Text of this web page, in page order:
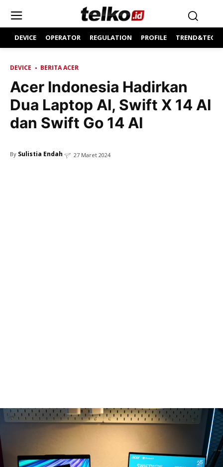
DEVICE OPERATOR REGULATION PROFILE
DEVICE BERITA ACER
Acer Indonesia Hadirkan
Dua Laptop AI, Swift X 14 AI
dan Swift Go 14 AI
By Sulistia Endah 27 Maret 2024